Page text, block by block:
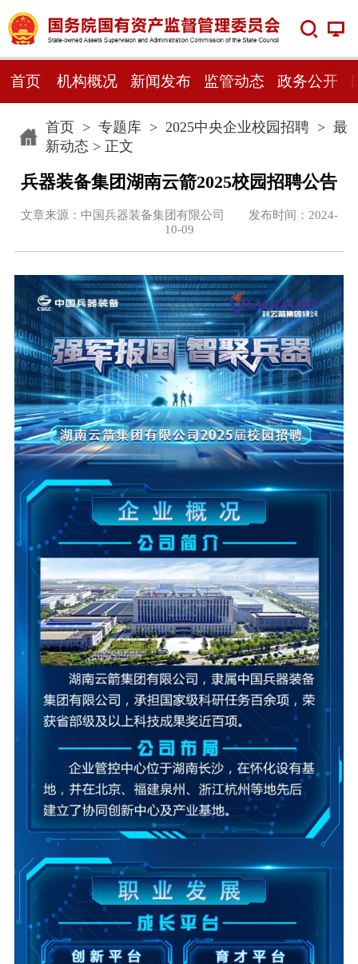
首页 机构概况 新闻发布 监管动态 政务公开
首页> 专题库> 2025中央企业校园招聘> 最
新动态 > 正文
兵器装备集团湖南云箭2025校园招聘公告
文章来源：中国兵器装备集团有限公司 发布时间：2024-
10-09